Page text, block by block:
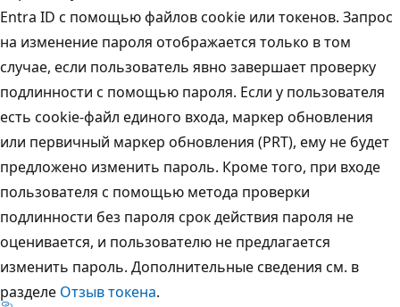
Entra ID с помощью файлов cookie или токенов. Запрос
на изменение пароля отображается только в том
случае, если пользователь явно завершает проверку
подлинности с помощью пароля. Если у пользователя
есть cookie-файл единого входа, маркер обновления
или первичный маркер обновления (PRT), ему не будет
предложено изменить пароль. Кроме того, при входе
пользователя с помощью метода проверки
подлинности без пароля срок действия пароля не
оценивается, и пользователю не предлагается
изменить пароль. Дополнительные сведения см. в
разделе Отзыв токена.